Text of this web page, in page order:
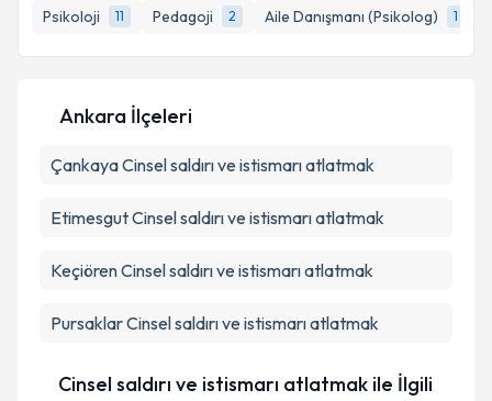
Psikoloji
11 Pedagoji 2 Aile Danışmanı (Psikolog) 1
E-posta Adresiniz
Metni'ni okudum ve kişisel verilerimin belirtilen
Ankara İlçeleri
ÇankayaCinsel saldırı ve istismarı atlatmak
EtimesgutCinsel saldırı ve istismarı atlatmak
KeçiörenCinsel saldırı ve istismarı atlatmak
PursaklarCinsel saldırı ve istismarı atlatmak
Cinsel saldırı ve istismarı atlatmak ile İlgili